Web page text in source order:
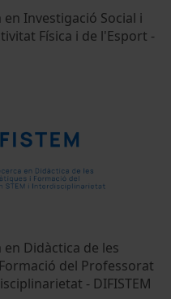
en Investigació Social i
Física i de l'Esport -
en Didàctica de les
del Professorat
- DIFISTEM